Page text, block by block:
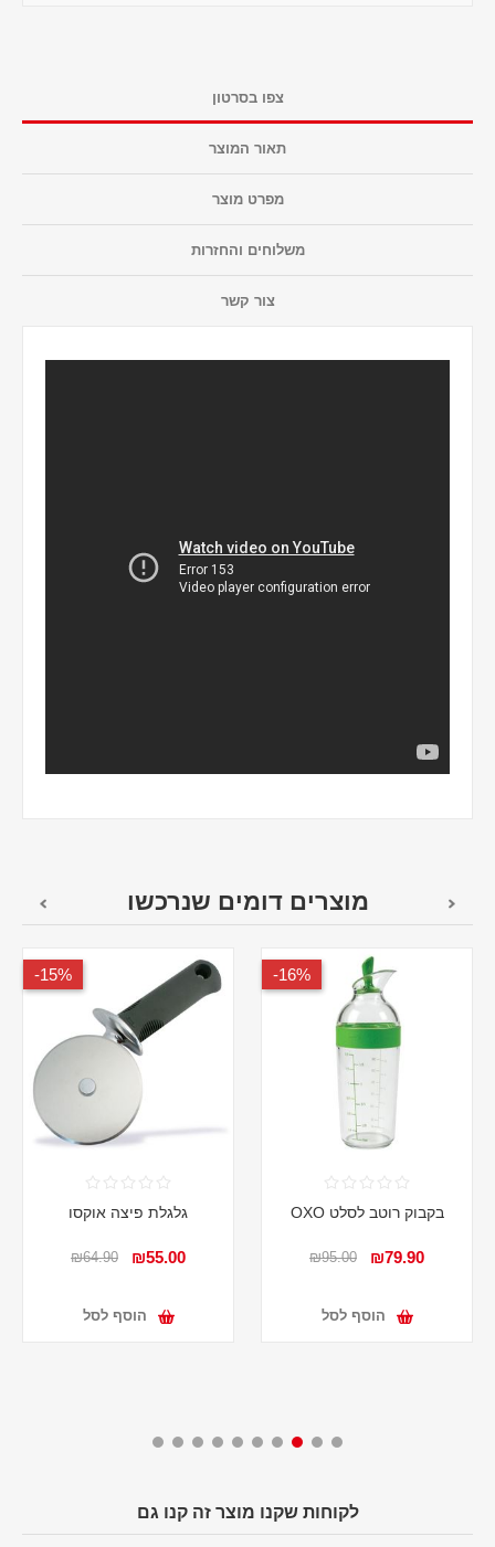
צפו בסרטון
תאור המוצר
מפרט מוצר
משלוחים והחזרות
צור קשר
מוצרים דומים שנרכשו
16%-
בקבוק רוטב לסלט OXO
₪79.90
₪95.00
הוסף לסל
15%-
גלגלת פיצה אוקסו
₪55.00
₪64.90
הוסף לסל
לקוחות שקנו מוצר זה קנו גם